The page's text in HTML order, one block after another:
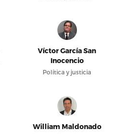
Víctor García San
Inocencio
Política y justicia
William Maldonado